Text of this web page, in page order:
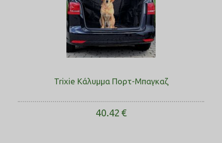
Trixie Κάλυμμα Πορτ-Μπαγκαζ
40.42 €